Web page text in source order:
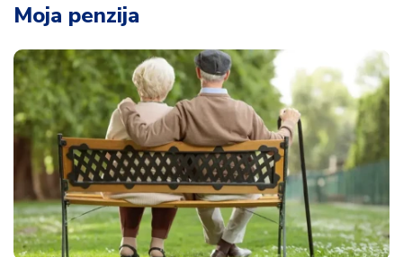
Moja penzija